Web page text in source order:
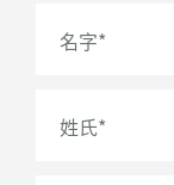
名字*
姓氏*